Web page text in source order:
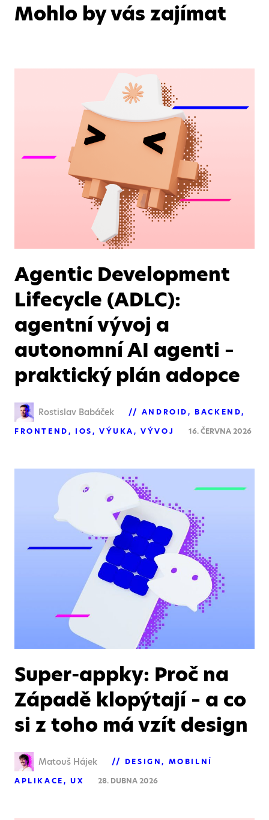
Mohlo by vás zajímat
Agentic Development
Lifecycle (ADLC):
agentní vývoj a
autonomní AI agenti –
praktický plán adopce
Rostislav Babáček ANDROID
BACKEND
FRONTEND
IOS VÝUKA VÝVOJ 16. ČERVNA 2026
Super-appky: Proč na
Západě klopýtají – a co
si z toho má vzít design
Matouš Hájek DESIGN
MOBILNÍ
APLIKACE
UX 28. DUBNA 2026